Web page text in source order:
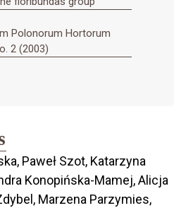
Polonorum Hortorum
2 (2003)
Paweł Szot, Katarzyna
Konopińska-Mamej, Alicja
Marzena Parzymies,